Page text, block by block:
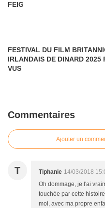
FEIG
FESTIVAL DU FILM
IRLANDAIS DE DINARD 2025
VUS
Commentaires
Ajouter un
T Tiphanie 14/03/2018
Oh dommage, je l'ai
touchée par cette
moi, avec ma propre